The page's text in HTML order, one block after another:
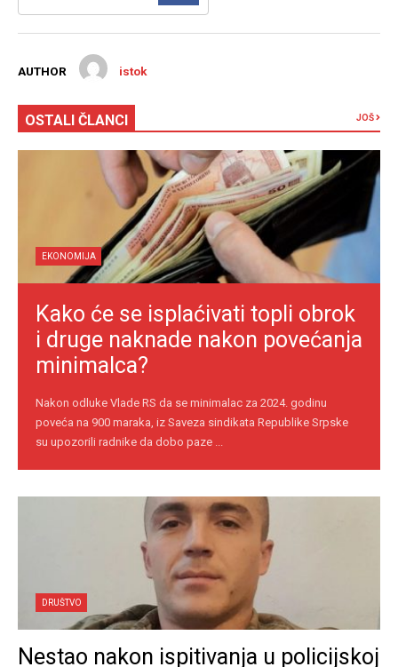
AUTHOR istok
OSTALI ČLANCI JOŠ
EKONOMIJA
Kako će se isplaćivati topli obrok
i druge naknade nakon povećanja
minimalca?
Nakon odluke Vlade RS da se minimalac za 2024. godinu
poveća na 900 maraka, iz Saveza sindikata Republike Srpske
su upozorili radnike da dobo paze ...
DRUŠTVO
Nestao nakon ispitivanja u policijskoj